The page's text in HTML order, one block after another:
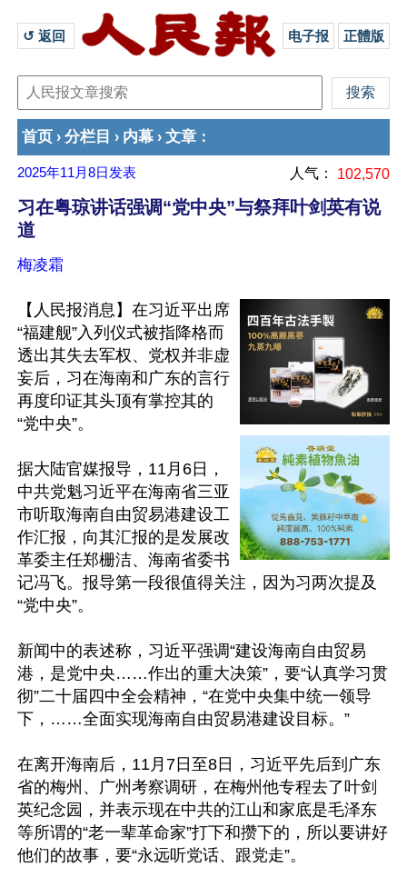
↺ 返回 电子报 正體版
首页 › 分栏目 › 内幕 › 文章 ：
2025年11月8日 发表 人气： 102,570
习在粤琼讲话强调“党中央”与祭拜叶剑英有说
道
梅凌霜
【人民报消息】在习近平出席
“福建舰”入列仪式被指降格而
透出其失去军权、党权并非虚
妄后，习在海南和广东的言行
再度印证其头顶有掌控其的
“党中央”。
据大陆官媒报导，11月6日，
中共党魁习近平在海南省三亚
市听取海南自由贸易港建设工
作汇报，向其汇报的是发展改
革委主任郑栅洁、海南省委书
记冯飞。报导第一段很值得关注，因为习两次提及
“党中央”。
新闻中的表述称，习近平强调“建设海南自由贸易
港，是党中央……作出的重大决策”，要“认真学习贯
彻”二十届四中全会精神，“在党中央集中统一领导
下，……全面实现海南自由贸易港建设目标。”
在离开海南后，11月7日至8日，习近平先后到广东
省的梅州、广州考察调研，在梅州他专程去了叶剑
英纪念园，并表示现在中共的江山和家底是毛泽东
等所谓的“老一辈革命家”打下和攒下的，所以要讲好
他们的故事，要“永远听党话、跟党走”。